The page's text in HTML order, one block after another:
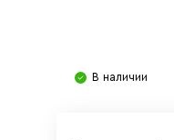
В наличии